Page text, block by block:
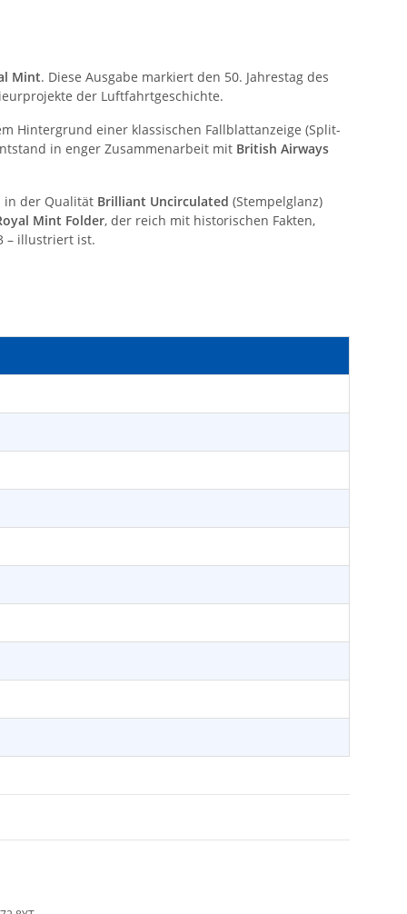
Mint. Diese Ausgabe markiert den 50. Jahrestag des
der Luftfahrtgeschichte.
Hintergrund einer klassischen Fallblattanzeige (Split-
in enger Zusammenarbeit mit British Airways
in der Qualität Brilliant Uncirculated (Stempelglanz)
Mint Folder, der reich mit historischen Fakten,
– illustriert ist.